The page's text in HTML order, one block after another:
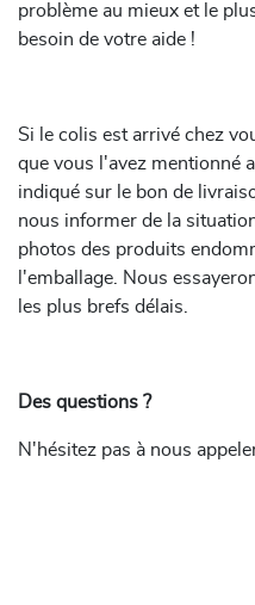
problème au mieux et le
besoin de votre aide !
Si le colis est arrivé chez
que vous l'avez mentionné
indiqué sur le bon de
nous informer de la
photos des produits
l'emballage. Nous
les plus brefs délais.
Des questions ?
N'hésitez pas à nous